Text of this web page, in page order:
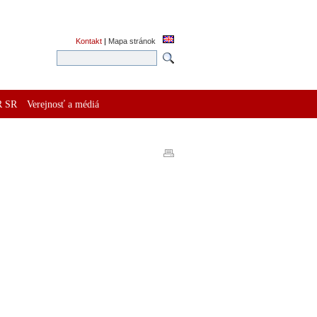
Kontakt | Mapa stránok
SR Verejnosť a médiá